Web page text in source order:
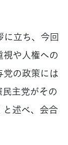
立ち、今回
や人権への
の政策には
主党がその
述べ、会合